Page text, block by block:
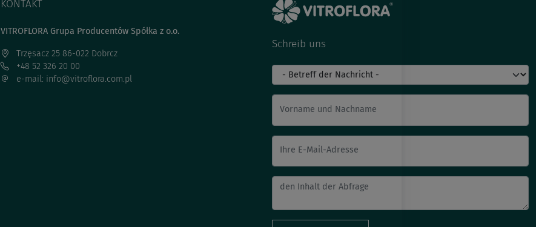
KONTAKT
VITROFLORA Grupa Producentów Spółka z o.o.
Trzęsacz 25 86-022 Dobrcz
+48 52 326 20 00
e-mail: info@vitroflora.com.pl
Schreib uns
Vorname und Nachname
Ihre E-Mail-Adresse